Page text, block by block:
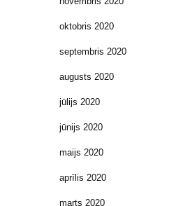
oktobris 2020
septembris 2020
augusts 2020
jūlijs 2020
jūnijs 2020
maijs 2020
aprīlis 2020
marts 2020